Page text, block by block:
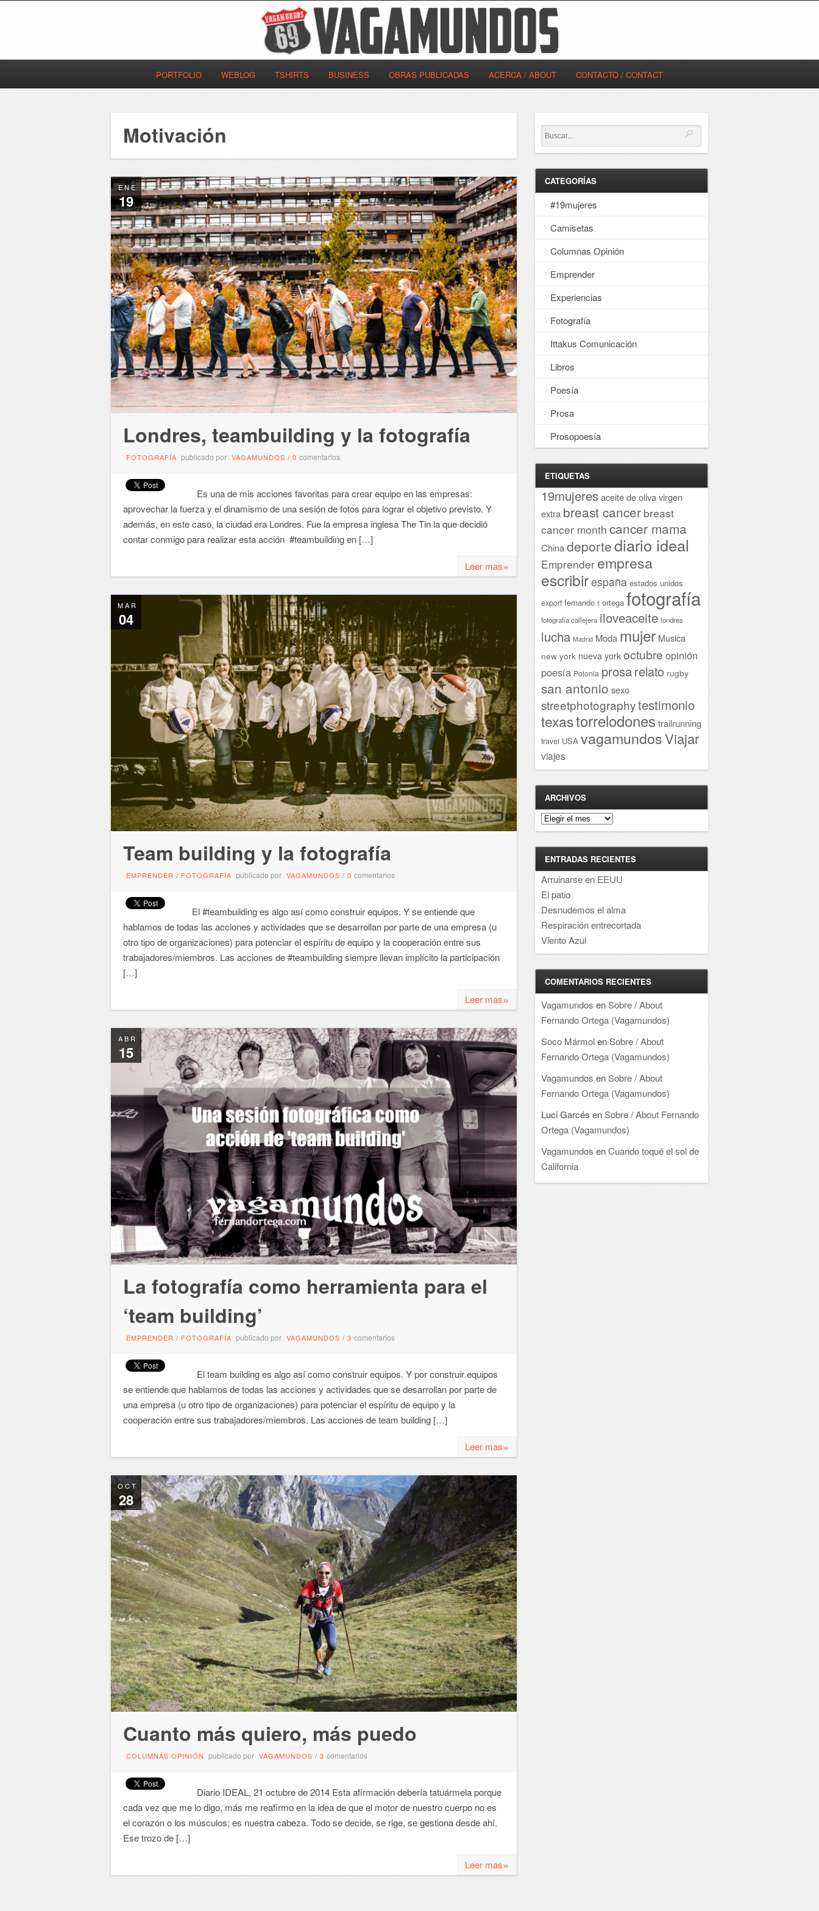
PORTFOLIO WEBLOG TSHIRTS BUSINESS OBRAS PUBLICADAS ACERCA / ABOUT CONTACTO / CONTACT
Motivación
ENE
19
Londres, teambuilding y la fotografía
FOTOGRAFÍA publicado por VAGAMUNDOS / 0 comentarios
Es una de mis acciones favoritas para crear equipo en las empresas:
aprovechar la fuerza y el dinamismo de una sesión de fotos para lograr el objetivo previsto. Y
además, en este caso, la ciudad era Londres. Fue la empresa inglesa The Tin la que decidió
contar conmigo para realizar esta acción ‪#‎teambuilding‬ en […]
Leer mas»
MAR
04
Team building y la fotografía
EMPRENDER / FOTOGRAFÍA publicado por VAGAMUNDOS / 0 comentarios
El ‪#‎teambuilding‬ es algo así como construir equipos. Y se entiende que
hablamos de todas las acciones y actividades que se desarrollan por parte de una empresa (u
otro tipo de organizaciones) para potenciar el espíritu de equipo y la cooperación entre sus
trabajadores/miembros. Las acciones de #teambuilding siempre llevan implícito la participación
[…]
Leer mas»
ABR
15
La fotografía como herramienta para el
‘team building’
EMPRENDER / FOTOGRAFÍA publicado por VAGAMUNDOS / 3 comentarios
El team building es algo así como construir equipos. Y por construir equipos
se entiende que hablamos de todas las acciones y actividades que se desarrollan por parte de
una empresa (u otro tipo de organizaciones) para potenciar el espíritu de equipo y la
cooperación entre sus trabajadores/miembros. Las acciones de team building […]
Leer mas»
OCT
28
Cuanto más quiero, más puedo
COLUMNAS OPINIÓN publicado por VAGAMUNDOS / 3 comentarios
Diario IDEAL, 21 octubre de 2014 Esta afirmación debería tatuármela porque
cada vez que me lo digo, más me reafirmo en la idea de que el motor de nuestro cuerpo no es
el corazón o los músculos; es nuestra cabeza. Todo se decide, se rige, se gestiona desde ahí.
Ese trozo de […]
Leer mas»
CATEGORÍAS
#19mujeres
Camisetas
Columnas Opinión
Emprender
Experiencias
Fotografía
Ittakus Comunicación
Libros
Poesía
Prosa
Prosopoesía
ETIQUETAS
19mujeresaceite de oliva virgen
extra breast cancer breast
cancer month cancer mama
Chinadeportediario ideal
Emprender empresa
escribirespaña estados unidos
export fernando r ortega fotografía
fotografía callejera iloveaceite londres
lucha Madrid Moda mujer Musica
new york nueva york octubre opinión
poesía Polonia prosarelato rugby
san antonio sexo
streetphotographytestimonio
texastorrelodones trailrunning
travel USA vagamundosViajar
viajes
ARCHIVOS
Archivos
ENTRADAS RECIENTES
Arruinarse en EEUU
El patio
Desnudemos el alma
Respiración entrecortada
Viento Azul
COMENTARIOS RECIENTES
Vagamundos enSobre / About
Fernando Ortega (Vagamundos)
Soco MármolenSobre / About
Fernando Ortega (Vagamundos)
Vagamundos enSobre / About
Fernando Ortega (Vagamundos)
Luci Garcés enSobre / About Fernando
Ortega (Vagamundos)
Vagamundos enCuando toqué el sol de
California